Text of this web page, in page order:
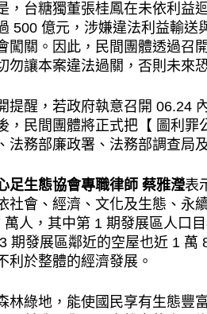
，台糖獨董張桂鳳在未依利益
500 億元，涉嫌違法利益輸送
闖關。因此，民間團體透過召
勿讓本案違法過關，否則未來
提醒，若政府執意召開 06.24
，民間團體將正式把【 圖利
法務部廉政署、法務部調查局
足生態協會專職律師 蔡雅瀅表
社會、經濟、文化及生態、永
萬人，其中第 1 期發展區人口
期發展區鄰近的空屋也近 1
利於整體的經濟發展。
林綠地，能使國民享有生態豐